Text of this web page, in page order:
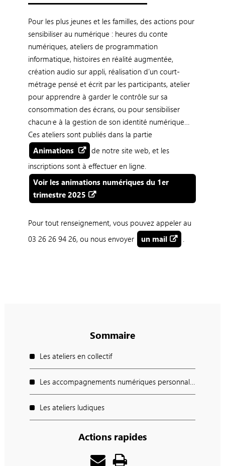
Pour les plus jeunes et les familles, des actions pour
sensibiliser au numérique : heures du conte
numériques, ateliers de programmation
informatique, histoires en réalité augmentée,
création audio sur appli, réalisation d’un court-
métrage pensé et écrit par les participants, atelier
pour apprendre à garder le contrôle sur sa
consommation des écrans, ou pour sensibiliser
chacun·e à la gestion de son identité numérique…
Ces ateliers sont publiés dans la partie
Animations
de notre site web, et les
inscriptions sont à effectuer en ligne.
Voir les animations numériques du 1er
trimestre 2025
Pour tout renseignement, vous pouvez appeler au
03 26 26 94 26, ou nous envoyer
un mail
Sommaire
Les ateliers en collectif
Les accompagnements numériques personnalisés
Les ateliers ludiques
Actions rapides